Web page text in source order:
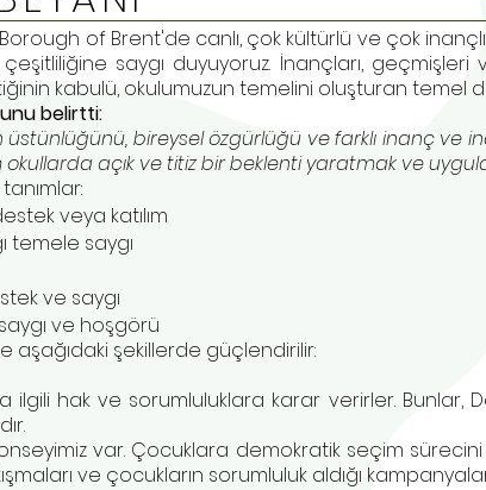
of Brent'de canlı, çok kültürlü ve çok
saygı duyuyoruz. İnançları,
kabulü, okulumuzun temelini oluşturan temel
belirtti:
bireysel özgürlüğü ve farklı inanç ve
açık ve titiz bir beklenti yaratmak ve
veya katılım
temele saygı
ve saygı
ve hoşgörü
şekillerde güçlendirilir:
hak ve sorumluluklara karar verirler. Bunlar,
var. Çocuklara demokratik seçim
ve çocukların sorumluluk aldığı